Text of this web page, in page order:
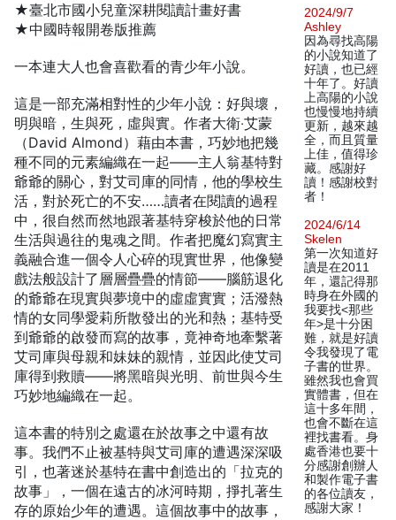
★臺北市國小兒童深耕閱讀計畫好書
★中國時報開卷版推薦
一本連大人也會喜歡看的青少年小說。
這是一部充滿相對性的少年小說：好與壞，
明與暗，生與死，虛與實。作者大衛‧艾蒙
（David Almond）藉由本書，巧妙地把幾
種不同的元素編織在一起——主人翁基特對
爺爺的關心，對艾司庫的同情，他的學校生
活，對於死亡的不安……讀者在閱讀的過程
中，很自然而然地跟著基特穿梭於他的日常
生活與過往的鬼魂之間。作者把魔幻寫實主
義融合進一個令人心碎的現實世界，他像變
戲法般設計了層層疊疊的情節——腦筋退化
的爺爺在現實與夢境中的虛虛實實；活潑熱
情的女同學愛莉所散發出的光和熱；基特受
到爺爺的啟發而寫的故事，竟神奇地牽繫著
艾司庫與母親和妹妹的親情，並因此使艾司
庫得到救贖——將黑暗與光明、前世與今生
巧妙地編織在一起。
這本書的特別之處還在於故事之中還有故
事。我們不止被基特與艾司庫的遭遇深深吸
引，也著迷於基特在書中創造出的「拉克的
故事」，一個在遠古的冰河時期，掙扎著生
存的原始少年的遭遇。這個故事中的故事，
2024/9/7
Ashley
因為尋找高陽
的小說知道了
好讀，也已經
十年了。好讀
上高陽的小說
也慢慢地持續
更新，越來越
全，而且質量
上佳，值得珍
藏。感謝好
讀！感謝校對
者！
2024/6/14
Skelen
第一次知道好
讀是在2011
年，還記得那
時身在外國的
我要找<那些
年>是十分困
難，就是好讀
令我發現了電
子書的世界。
雖然我也會買
實體書，但在
這十多年間，
也會不斷在這
裡找書看。身
處香港也要十
分感謝創辦人
和製作電子書
的各位讀友，
感謝大家！